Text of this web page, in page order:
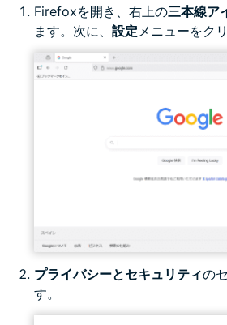
Firefoxを開き、右上の三本線ア
ます。次に、 設定 メニューをク
プライバシーとセキュリティの
す。